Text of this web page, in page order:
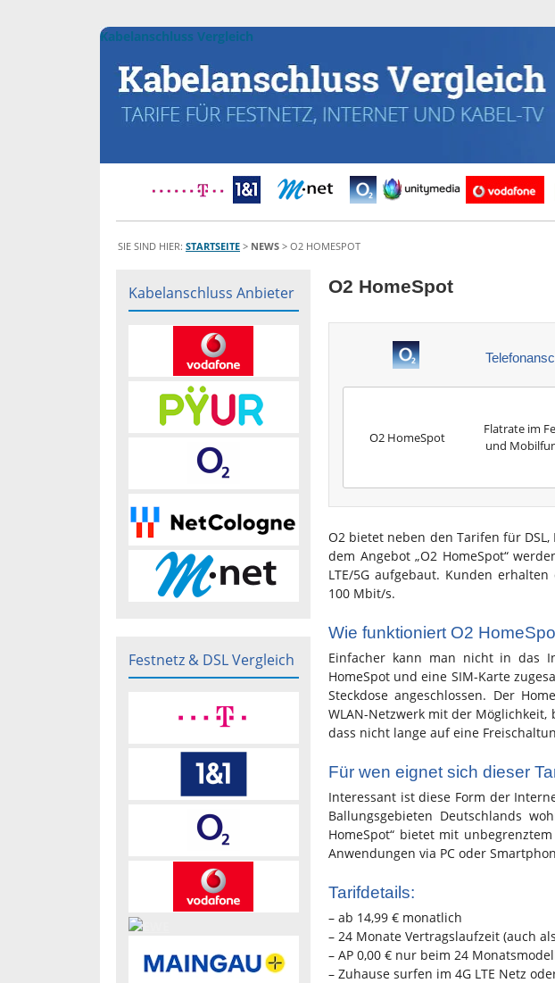
Kabelanschluss Vergleich
SIE SIND HIER: STARTSEITE > NEWS > O2 HOMESPOT
Kabelanschluss Anbieter
Festnetz & DSL Vergleich
O2 HomeSpot
O2 HomeSpot
Flatrate im
und
O2 bietet neben den Tarifen für
dem Angebot „O2 HomeSpot“
LTE/5G aufgebaut. Kunden
100 Mbit/s.
Wie funktioniert O2
Einfacher kann man nicht in das
HomeSpot und eine SIM-Karte
Steckdose angeschlossen. Der
WLAN-Netzwerk mit der
dass nicht lange auf eine
Für wen eignet sich dieser
Interessant ist diese Form der
Ballungsgebieten Deutschlands
HomeSpot“ bietet mit
Anwendungen via PC oder
Tarifdetails:
– ab 14,99 € monatlich
– 24 Monate Vertragslaufzeit (auch
– AP 0,00 € nur beim 24
– Zuhause surfen im 4G LTE Netz